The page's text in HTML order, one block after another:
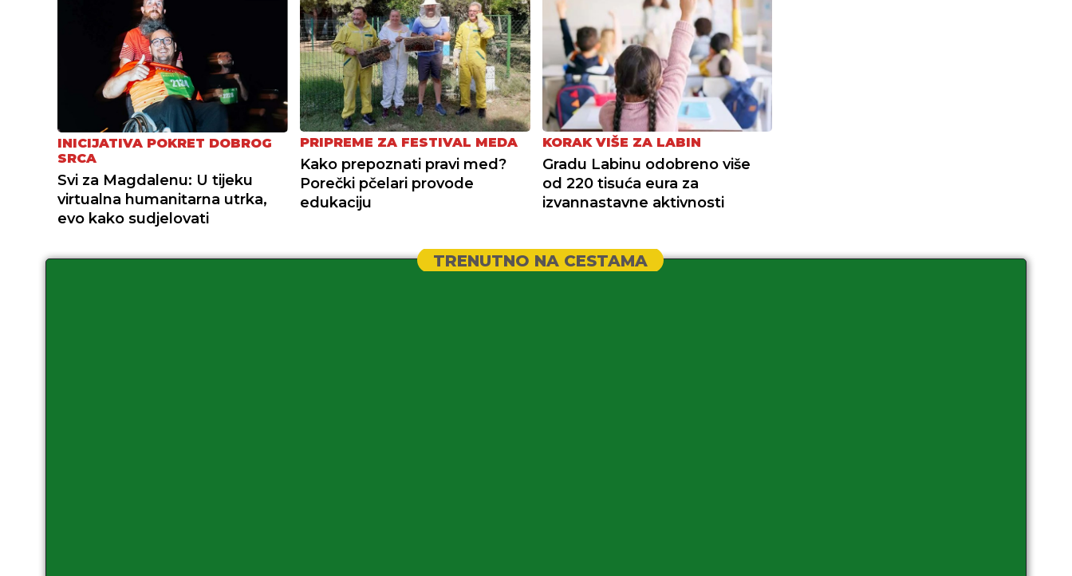
INICIJATIVA POKRET DOBROG
SRCA
Svi za Magdalenu: U tijeku
virtualna humanitarna utrka,
evo kako sudjelovati
PRIPREME ZA FESTIVAL MEDA
Kako prepoznati pravi med?
Porečki pčelari provode
edukaciju
KORAK VIŠE ZA LABIN
Gradu Labinu odobreno više
od 220 tisuća eura za
izvannastavne aktivnosti
TRENUTNO NA CESTAMA